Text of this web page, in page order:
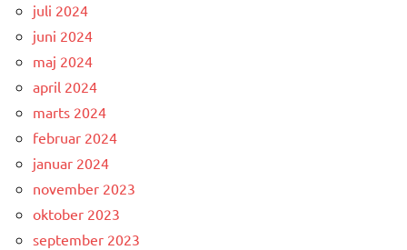
juli 2024
juni 2024
maj 2024
april 2024
marts 2024
februar 2024
januar 2024
november 2023
oktober 2023
september 2023